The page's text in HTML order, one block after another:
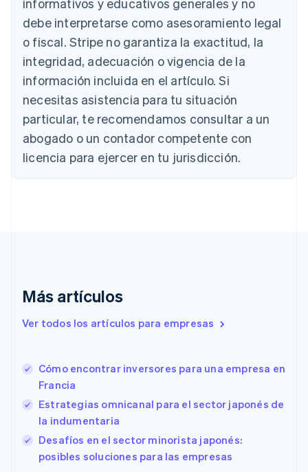
informativos y educativos generales y no
debe interpretarse como asesoramiento legal
o fiscal. Stripe no garantiza la exactitud, la
integridad, adecuación o vigencia de la
información incluida en el artículo. Si
necesitas asistencia para tu situación
particular, te recomendamos consultar a un
abogado o un contador competente con
licencia para ejercer en tu jurisdicción.
Más artículos
Ver todos los artículos para empresas
Cómo encontrar inversores para una empresa en
Francia
Estrategias omnicanal para el sector japonés de
la indumentaria
Desafíos en el sector minorista japonés:
posibles soluciones para las empresas
Austria
DeutschEnglish
Nederlands FrançaisDeutsch English
Brasil
Português English
Bulgaria
English
Canadá
China continental
简体中文English
English
EnglishItaliano
Estados Unidos
EnglishEspañol
English
Finlandia
EnglishSvenska
Francia